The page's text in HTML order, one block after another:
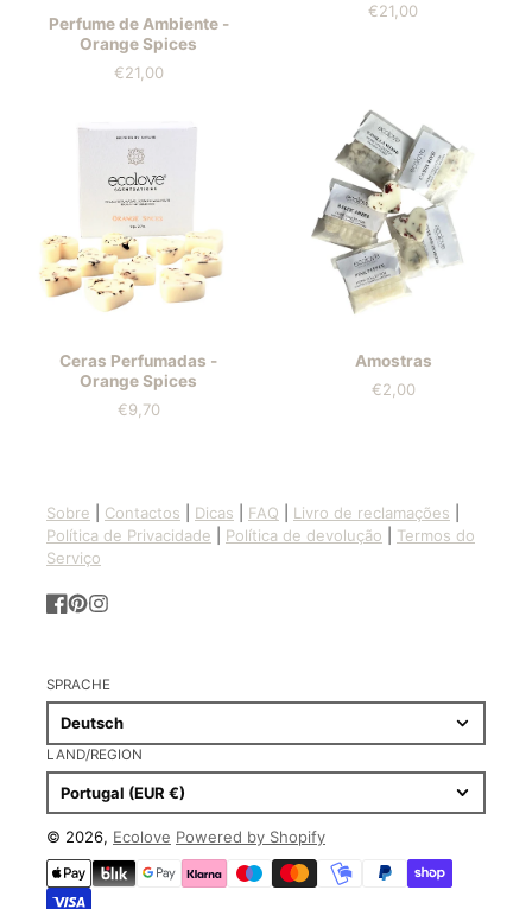
Perfume de Ambiente -
Orange Spices
Preis
€21,00
Preis
€21,00
Ceras Perfumadas -
Orange Spices
Preis
€9,70
Amostras
Preis
€2,00
Sobre Contactos Dicas FAQ Livro de reclamações
Política de Privacidade
Política de devolução
Termos do
Serviço
SPRACHE
Deutsch
LAND/REGION
Portugal (EUR €)
© 2026, Ecolove Powered by Shopify
Zahlungsmethoden